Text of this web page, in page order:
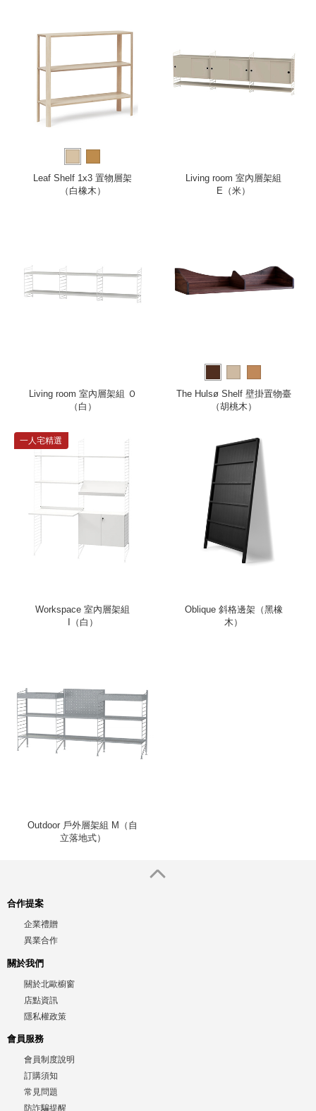
Leaf Shelf 1x3 置物層架
（白橡木）
Living room 室內層架組
E（米）
Living room 室內層架組 Ｏ
（白）
The Hulsø Shelf 壁掛置物臺
（胡桃木）
一人宅精選
Workspace 室內層架組
I（白）
Oblique 斜格邊架（黑橡
木）
Outdoor 戶外層架組 M（自
立落地式）
合作提案
企業禮贈
異業合作
關於我們
關於北歐櫥窗
店點資訊
隱私權政策
會員服務
會員制度說明
訂購須知
常見問題
防詐騙提醒